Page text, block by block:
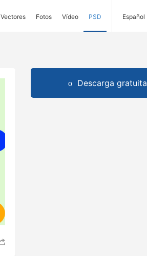
Vectores Fotos Vídeo PSD Español
Descarga gratuita